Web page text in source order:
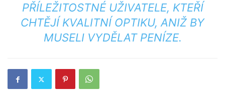
PŘÍLEŽITOSTNÉ UŽIVATELE, KTEŘÍ
CHTĚJÍ KVALITNÍ OPTIKU, ANIŽ BY
MUSELI VYDĚLAT PENÍZE.